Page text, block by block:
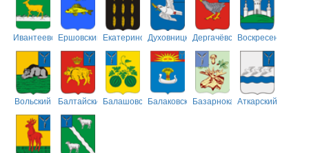
ИвантеевскийЕршовский ЕкатериновскийДуховницкийДергачёвскийВоскресенский
Вольский БалтайскийБалашовскийБалаковскийБазарнокарабулакский
Аткарский